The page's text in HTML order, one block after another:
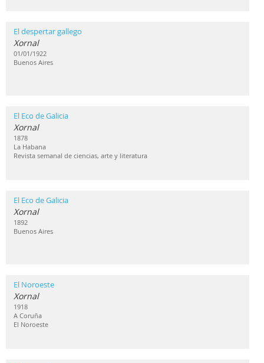
El despertar gallego
Xornal
01/01/1922
Buenos Aires
El Eco de Galicia
Xornal
1878
La Habana
Revista semanal de ciencias, arte y literatura
El Eco de Galicia
Xornal
1892
Buenos Aires
El Noroeste
Xornal
1918
A Coruña
El Noroeste